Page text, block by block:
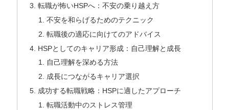
転職が怖いHSPへ：不安の乗り越え方
不安を和らげるためのテクニック
転職後の適応に向けてのアドバイス
HSPとしてのキャリア形成：自己理解と成長
自己理解を深める方法
成長につながるキャリア選択
成功する転職戦略：HSPに適したアプローチ
転職活動中のストレス管理